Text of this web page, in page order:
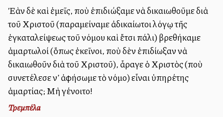
Ἐὰν δὲ καὶ ἐμεῖς, ποὺ ἐπιδιώξαμε νὰ δικαιωθοῦμε διὰ
τοῦ Χριστοῦ (παραμείναμε ἀδικαίωτοι λόγῳ τῆς
ἐγκαταλείψεως τοῦ νόμου καὶ ἔτσι πάλι) βρεθήκαμε
ἁμαρτωλοί (ὅπως ἐκεῖνοι, ποὺ δὲν ἐπιδίωξαν νὰ
δικαιωθοῦν διὰ τοῦ Χριστοῦ), ἆραγε ὁ Χριστὸς (ποὺ
συνετέλεσε ν’ ἀφήσωμε τὸ νόμο) εἶναι ὑπηρέτης
ἁμαρτίας; Μὴ γένοιτο!
Τρεμπέλα